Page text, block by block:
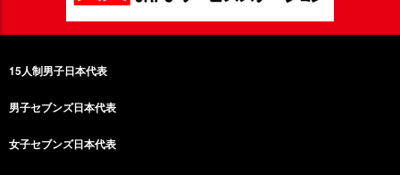
15人制男子日本代表
男子セブンズ日本代表
女子セブンズ日本代表